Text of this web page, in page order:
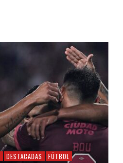
DESTACADAS FÚTBOL